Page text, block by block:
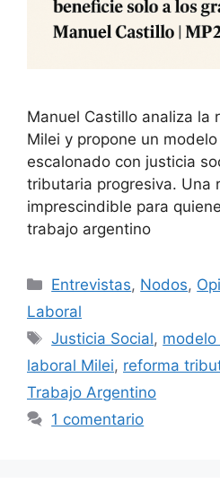
Manuel Castillo analiza la
Milei y propone un
escalonado con justicia
tributaria progresiva. Una
imprescindible para
trabajo argentino
Entrevistas, Nodos,
Laboral
Justicia Social,
laboral Milei, reforma
Trabajo Argentino
1 comentario